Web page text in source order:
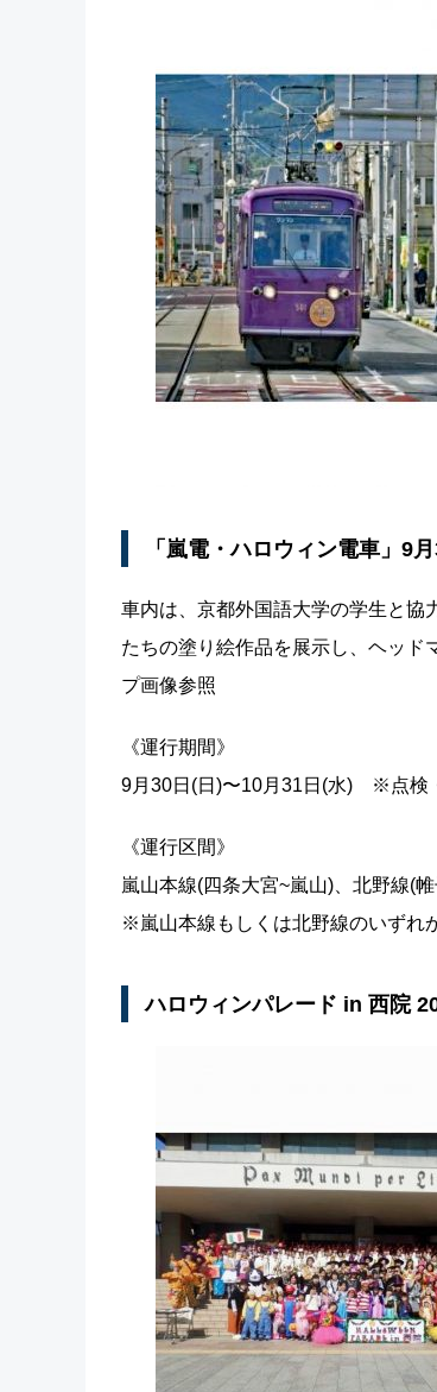
「嵐電・ハロウィン電車」9
車内は、京都外国語大学の学生と協
たちの塗り絵作品を展示し、ヘッ
プ画像参照
《運行期間》
9月30日(日)〜10月31日(水) ※点検
《運行区間》
嵐山本線(四条大宮~嵐山)、北野線(
※嵐山本線もしくは北野線のいずれ
ハロウィンパレード in 西院